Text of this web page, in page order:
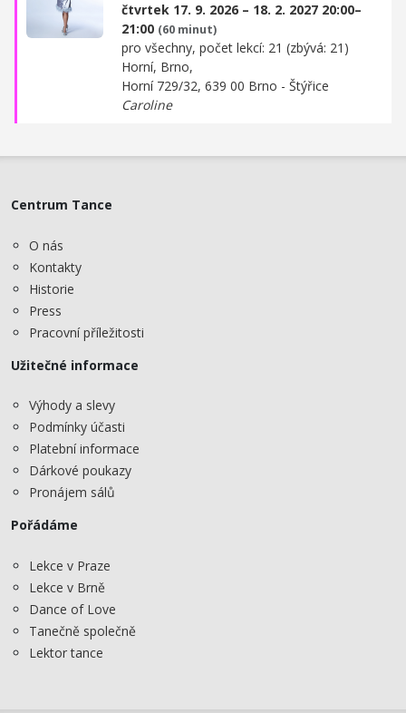
čtvrtek 17. 9. 2026 – 18. 2. 2027 20:00–
21:00 (60 minut)
pro všechny, počet lekcí: 21 (zbývá: 21)
Horní, Brno,
Horní 729/32, 639 00 Brno - Štýřice
Caroline
Centrum Tance
O nás
Kontakty
Historie
Press
Pracovní příležitosti
Užitečné informace
Výhody a slevy
Podmínky účasti
Platební informace
Dárkové poukazy
Pronájem sálů
Pořádáme
Lekce v Praze
Lekce v Brně
Dance of Love
Tanečně společně
Lektor tance